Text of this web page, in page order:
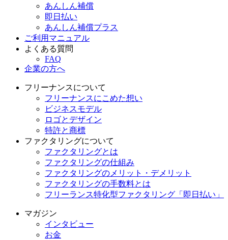
あんしん補償
即日払い
あんしん補償プラス
ご利用マニュアル
よくある質問
FAQ
企業の方へ
フリーナンスについて
フリーナンスにこめた想い
ビジネスモデル
ロゴとデザイン
特許と商標
ファクタリングについて
ファクタリングとは
ファクタリングの仕組み
ファクタリングのメリット・デメリット
ファクタリングの手数料とは
フリーランス特化型ファクタリング「即日払い」
マガジン
インタビュー
お金